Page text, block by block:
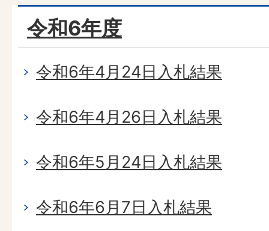
令和6年度
令和6年4月24日入札結果
令和6年4月26日入札結果
令和6年5月24日入札結果
令和6年6月7日入札結果